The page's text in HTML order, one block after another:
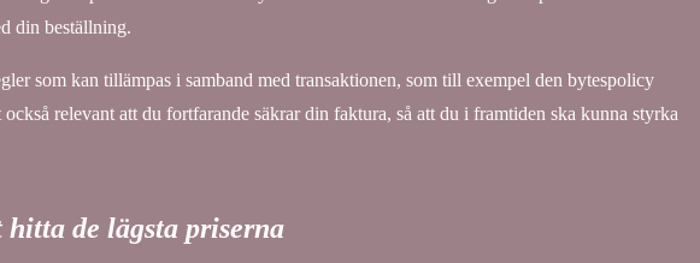
din beställning.
som kan tillämpas i samband med transaktionen, som till exempel den bytespolicy
relevant att du fortfarande säkrar din faktura, så att du i framtiden ska kunna styrka
de lägsta priserna